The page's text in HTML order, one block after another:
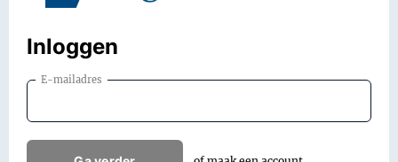
Inloggen
E-mailadres